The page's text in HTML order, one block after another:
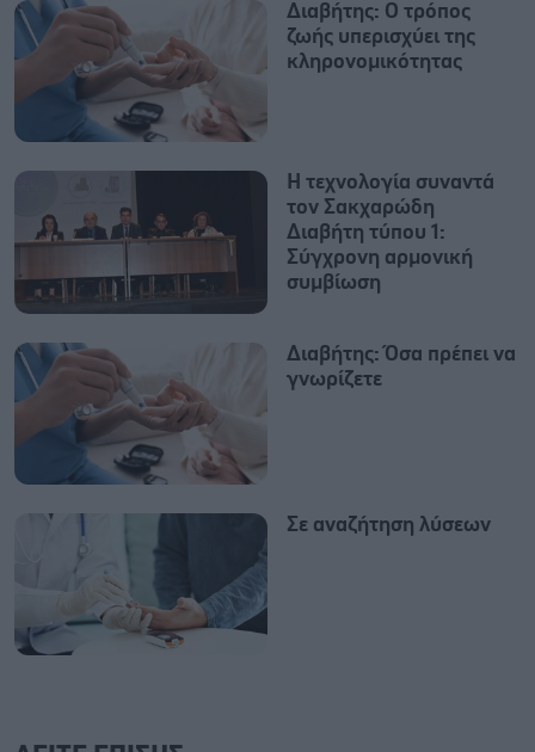
Διαβήτης: Ο τρόπος
ζωής υπερισχύει της
κληρονομικότητας
Η τεχνολογία συναντά
τον Σακχαρώδη
Διαβήτη τύπου 1: ​
Σύγχρονη αρμονική
συμβίωση
Διαβήτης: Όσα πρέπει να
γνωρίζετε
Σε αναζήτηση λύσεων